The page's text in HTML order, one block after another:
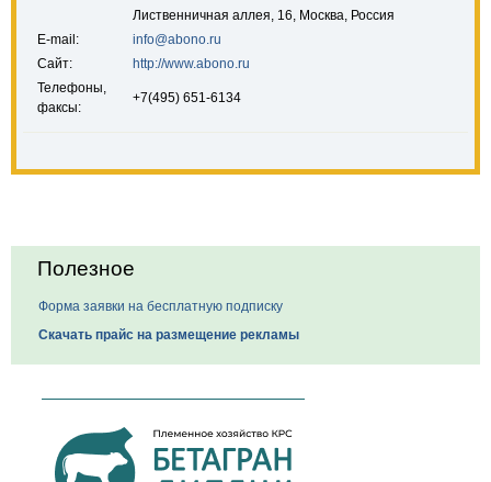
Лиственничная аллея, 16, Москва, Россия
E-mail:
info@abono.ru
Сайт:
http://www.abono.ru
Телефоны,
факсы:
+7(495) 651-6134
Полезное
Форма заявки на бесплатную подписку
Скачать прайс на размещение рекламы